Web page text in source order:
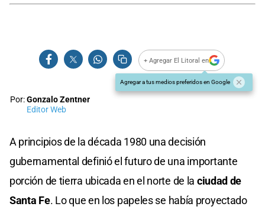
+ Agregar El Litoral en
Agregar a tus medios preferidos en Google
Por:Gonzalo Zentner
Editor Web
A principios de la década 1980 una decisión
gubernamental definió el futuro de una importante
porción de tierra ubicada en el norte de la ciudad de
Santa Fe. Lo que en los papeles se había proyectado